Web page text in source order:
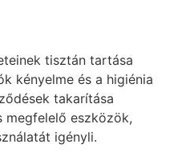
tisztán tartása
kényelme és a higiénia
takarítása
megfelelő eszközök,
igényli.